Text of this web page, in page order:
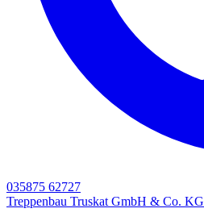
035875 62727
Treppenbau Truskat GmbH & Co. KG